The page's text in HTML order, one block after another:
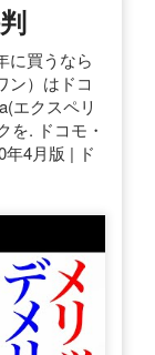
に買うなら
ン）はドコ
エクスペリ
を. ドコモ・
4月版 | ド